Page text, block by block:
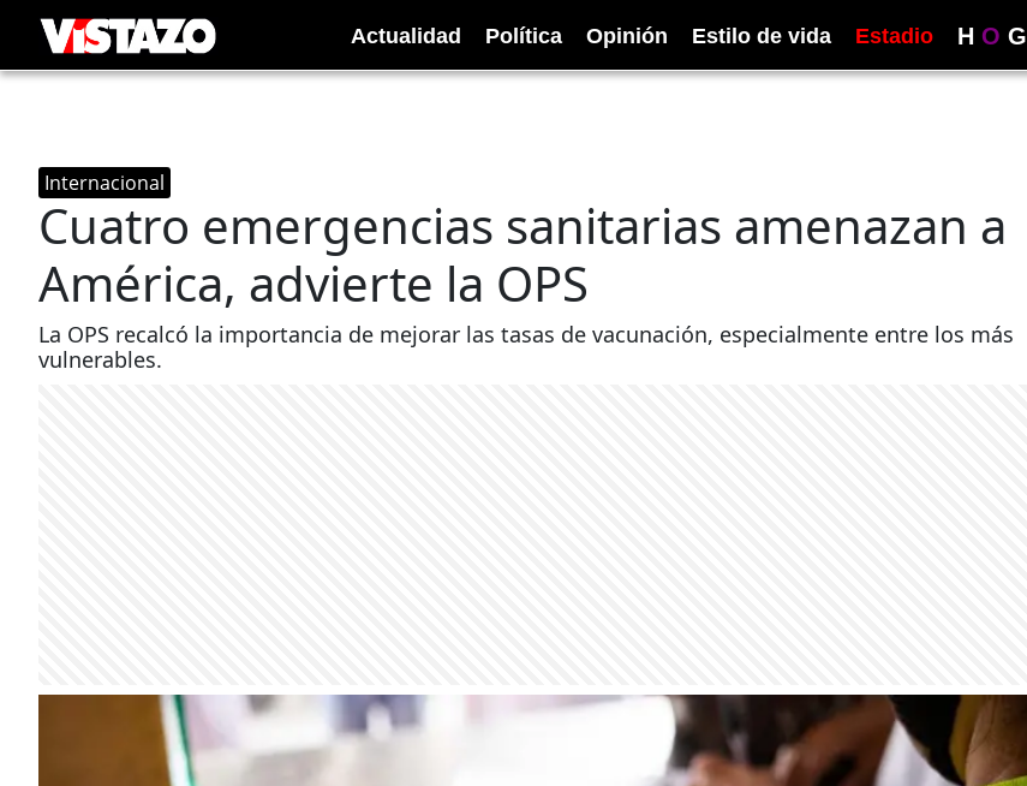
Actualidad Política Opinión Estilo de vida Estadio H O G
Internacional
Cuatro emergencias sanitarias amenazan a
América, advierte la OPS
La OPS recalcó la importancia de mejorar las tasas de vacunación, especialmente entre los más
vulnerables.